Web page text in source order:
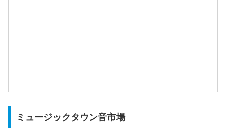
ミュージックタウン音市場